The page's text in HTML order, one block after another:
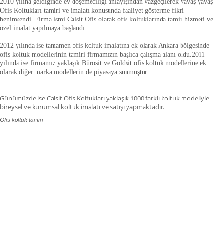
Ofis Koltukları tamiri ve imalatı konusunda faaliyet gösterme fikri
benimsendi. Firma ismi Calsit Ofis olarak ofis koltuklarında tamir hizmeti ve
özel imalat yapılmaya başlandı.
2012 yılında ise tamamen ofis koltuk imalatına ek olarak Ankara bölgesinde
ofis koltuk modellerinin tamiri firmamızın başlıca çalışma alanı oldu. 2011
yılında ise firmamız yaklaşık Bürosit ve Goldsit ofis koltuk modellerine ek
olarak diğer marka modellerin de piyasaya sunmuştur.
Günümüzde ise Calsit Ofis Koltukları yaklaşık 1000 farklı koltuk modeliyle
bireysel ve kurumsal koltuk imalatı ve satışı yapmaktadır.
Ofis koltuk tamiri